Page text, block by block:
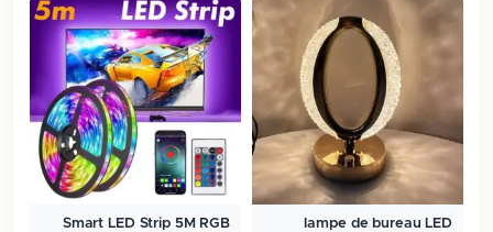
lampe de bureau LED
Smart LED Strip 5M RGB